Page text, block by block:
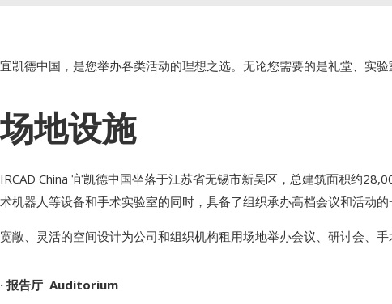
宜凯德中国，是您举办各类活动的理想之选。无论您需要的是礼堂、实
场地设施
IRCAD China 宜凯德中国坐落于江苏省无锡市新吴区，总建筑面积约
术机器人等设备和手术实验室的同时，具备了组织承办高档会议和活动的
宽敞、灵活的空间设计为公司和组织机构租用场地举办会议、研讨会、
· 报告厅 Auditorium